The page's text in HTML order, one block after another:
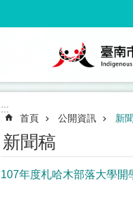
:::
首頁 公開資訊 新
新聞稿
107年度札哈木部落大學